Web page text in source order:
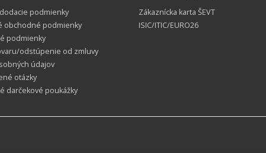
podmienky
obchodné podmienky
podmienky
odstúpenie od zmluvy
údajov
otázky
darčekové poukážky
Zákaznícka karta ŠEVT
ISIC/ITIC/EURO26